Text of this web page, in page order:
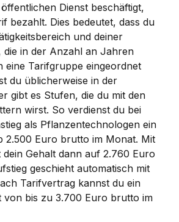
Dienst beschäftigt,
bezahlt. Dies bedeutet, dass du
und deiner
in der Anzahl an Jahren
eine Tarifgruppe eingeordnet
du üblicherweise in der
gibt es Stufen, die du mit den
wirst. So verdienst du bei
als Pflanzentechnologen ein
2.500 Euro brutto im Monat. Mit
Gehalt dann auf 2.760 Euro
geschieht automatisch mit
Tarifvertrag kannst du ein
von bis zu 3.700 Euro brutto im